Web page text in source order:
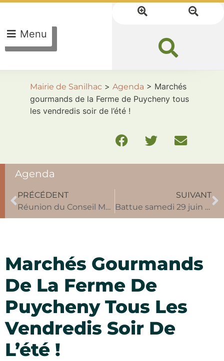
Menu
Mairie de Sanilhac > Agenda > Marchés
gourmands de la Ferme de Puycheny tous
les vendredis soir de l’été !
Agenda
PRÉCÉDENT
Réunion du Conseil Municipal mercredi 25 septembre 2024
SUIVANT
Battue samedi 29 juin 2024 Château de la Gauderie
Marchés Gourmands
De La Ferme De
Puycheny Tous Les
Vendredis Soir De
L’été !